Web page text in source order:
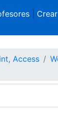
| Crear
Access